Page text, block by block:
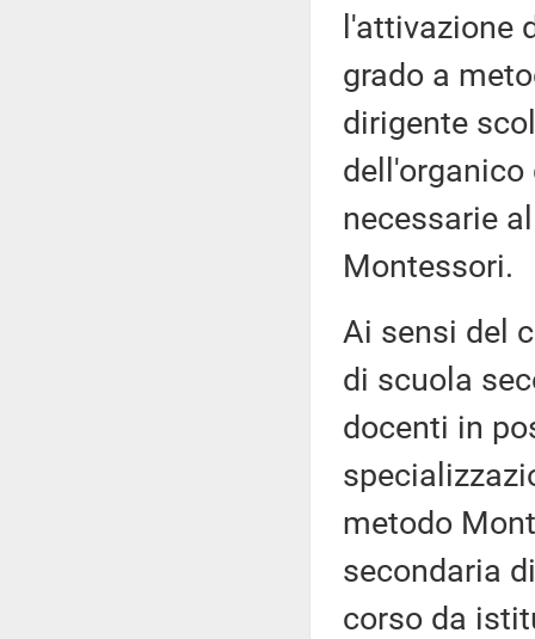
l'attivazione
grado a
dirigente
necessarie
Montessori.
Ai sensi del
di scuola
docenti in
metodo
secondaria
corso da